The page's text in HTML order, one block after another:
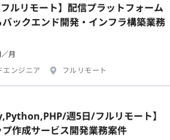
ルリモート】配信プラットフォーム
ックエンド開発・インフラ構築業務
月
エンジニア
フルリモート
週5日/フルリモート】
作成サービス開発業務案件